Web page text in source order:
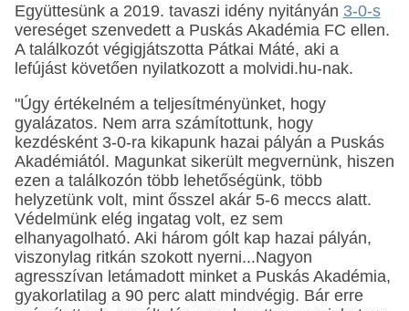
Együttesünk a 2019. tavaszi idény nyitányán 3-0-s
vereséget szenvedett a Puskás Akadémia FC ellen.
A találkozót végigjátszotta Pátkai Máté, aki a
lefújást követően nyilatkozott a molvidi.hu-nak.
"Úgy értékelném a teljesítményünket, hogy
gyalázatos. Nem arra számítottunk, hogy
kezdésként 3-0-ra kikapunk hazai pályán a Puskás
Akadémiától. Magunkat sikerült megvernünk, hiszen
ezen a találkozón több lehetőségünk, több
helyzetünk volt, mint ősszel akár 5-6 meccs alatt.
Védelmünk elég ingatag volt, ez sem
elhanyagolható. Aki három gólt kap hazai pályán,
viszonylag ritkán szokott nyerni...Nagyon
agresszívan letámadott minket a Puskás Akadémia,
gyakorlatilag a 90 perc alatt mindvégig. Bár erre